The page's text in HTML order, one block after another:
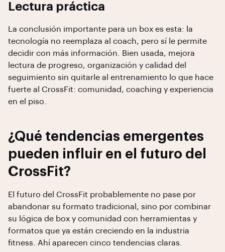
Lectura práctica
La conclusión importante para un box es esta: la
tecnología no reemplaza al coach, pero sí le permite
decidir con más información. Bien usada, mejora
lectura de progreso, organización y calidad del
seguimiento sin quitarle al entrenamiento lo que hace
fuerte al CrossFit: comunidad, coaching y experiencia
en el piso.
¿Qué tendencias emergentes
pueden influir en el futuro del
CrossFit?
El futuro del CrossFit probablemente no pase por
abandonar su formato tradicional, sino por combinar
su lógica de box y comunidad con herramientas y
formatos que ya están creciendo en la industria
fitness. Ahí aparecen cinco tendencias claras.